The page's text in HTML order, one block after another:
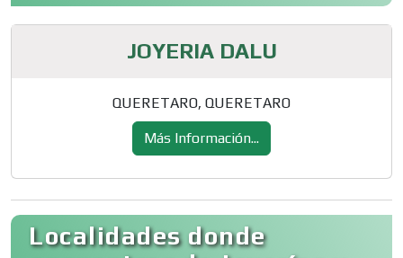
JOYERIA DALU
QUERETARO, QUERETARO
Más Información...
Localidades donde